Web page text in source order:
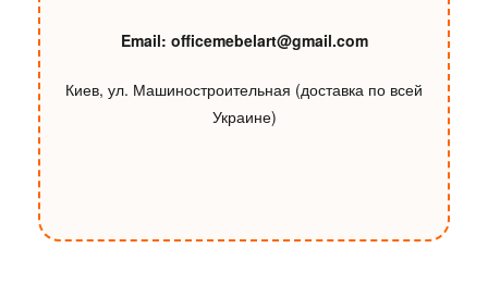
Email: officemebelart@gmail.com
Киев, ул. Машиностроительная (доставка по всей
Украине)